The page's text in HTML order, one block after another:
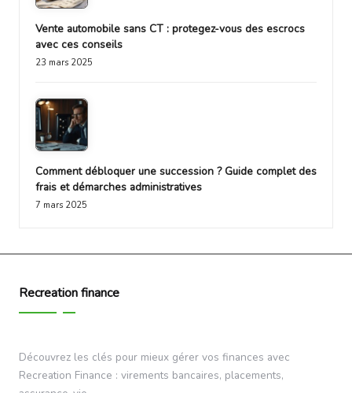
Vente automobile sans CT : protegez-vous des escrocs
avec ces conseils
23 mars 2025
Comment débloquer une succession ? Guide complet des
frais et démarches administratives
7 mars 2025
Recreation finance
Découvrez les clés pour mieux gérer vos finances avec
Recreation Finance : virements bancaires, placements,